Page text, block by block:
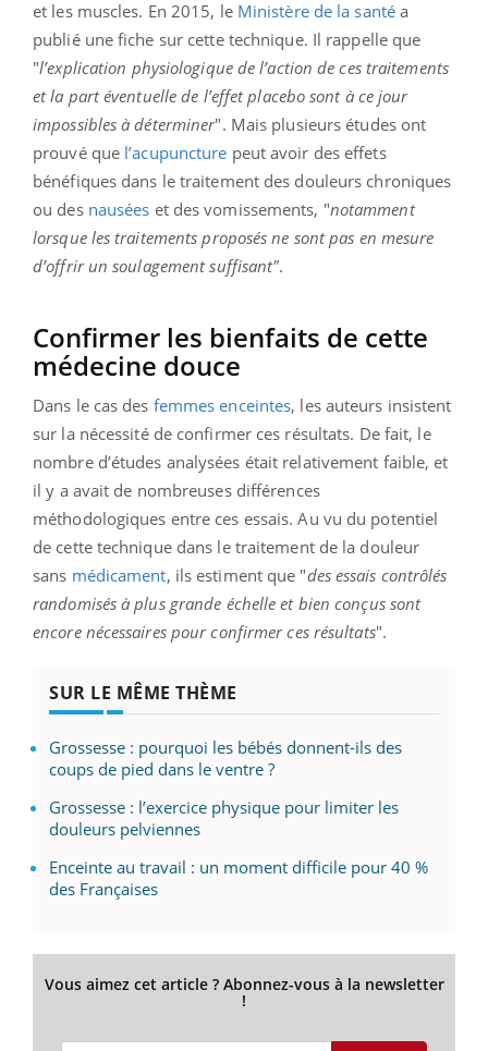
et les muscles. En 2015, le Ministère de la santéa
publié une fiche sur cette technique. Il rappelle que
"l’explication physiologique de l’action de ces traitements
et la part éventuelle de l’effet placebo sont à ce jour
impossibles à déterminer". Mais plusieurs études ont
prouvé que l’acupuncture peut avoir des effets
bénéfiques dans le traitement des douleurs chroniques
ou des nausées et des vomissements, "notamment
lorsque les traitements proposés ne sont pas en mesure
d’offrir un soulagement suffisant".
Confirmer les bienfaits de cette
médecine douce
Dans le cas des femmes enceintes, les auteurs insistent
sur la nécessité de confirmer ces résultats. De fait, le
nombre d’études analysées était relativement faible, et
il y a avait de nombreuses différences
méthodologiques entre ces essais. Au vu du potentiel
de cette technique dans le traitement de la douleur
sans médicament, ils estiment que "des essais contrôlés
randomisés à plus grande échelle et bien conçus sont
encore nécessaires pour confirmer ces résultats".
SUR LE MÊME THÈME
Grossesse : pourquoi les bébés donnent-ils des
coups de pied dans le ventre ?
Grossesse : l’exercice physique pour limiter les
douleurs pelviennes
Enceinte au travail : un moment difficile pour 40 %
des Françaises
Vous aimez cet article ? Abonnez-vous à la newsletter
!